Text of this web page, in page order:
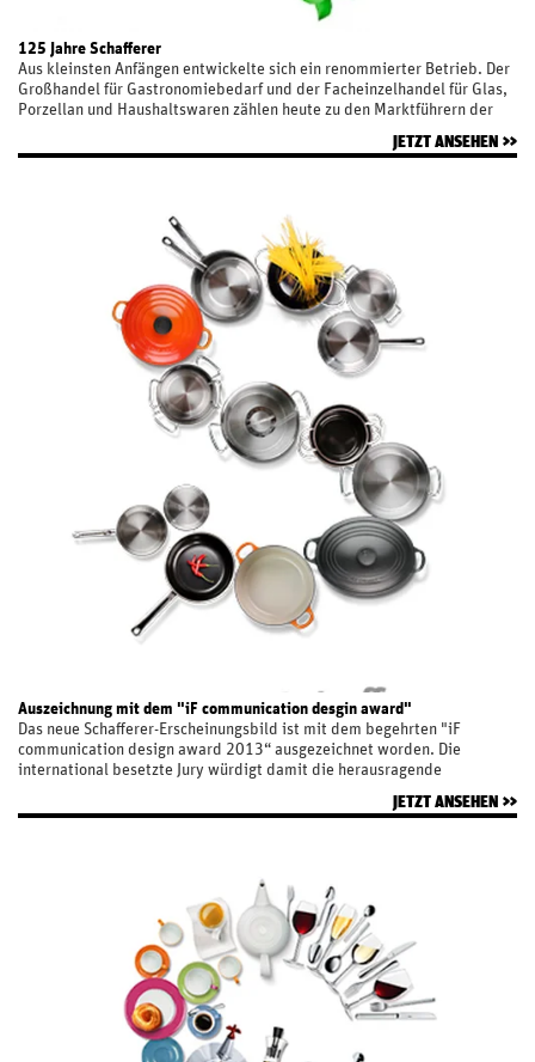
125 Jahre Schafferer
Aus kleinsten Anfängen entwickelte sich ein renommierter Betrieb. Der
Großhandel für Gastronomiebedarf und der Facheinzelhandel für Glas,
Porzellan und Haushaltswaren zählen heute zu den Marktführern der
JETZT ANSEHEN
Auszeichnung mit dem "iF communication desgin award"
Das neue Schafferer-Erscheinungsbild ist mit dem begehrten "iF
communication design award 2013“ ausgezeichnet worden. Die
international besetzte Jury würdigt damit die herausragende
JETZT ANSEHEN